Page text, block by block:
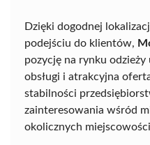
Dzięki dogodnej
podejściu do klientów,
pozycję na rynku
obsługi i atrakcyjna
stabilności
zainteresowania wśród
okolicznych